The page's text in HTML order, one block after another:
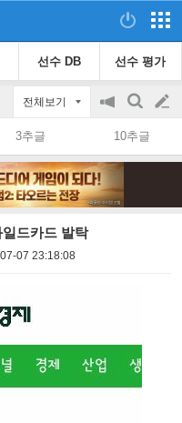
선수 DB 선수 평가
전체보기
공
지
on/off
검
색
글
쓰
3추글 10추글
일드카드 발탁
07 23:18:08